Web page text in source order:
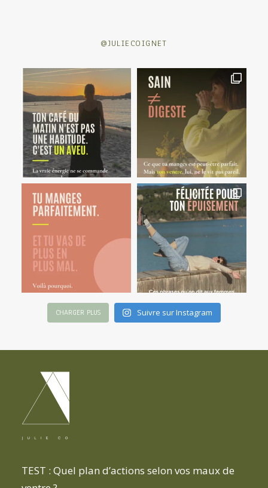
@JULIECOIGNET
CHARGER PLUS Suivre sur Instagram
TEST : Quel plan d’actions selon vos maux de